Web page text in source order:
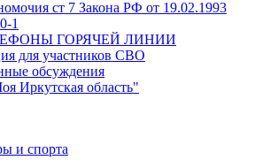
ст 7 Закона РФ от 19.02.1993
1
ГОРЯЧЕЙ ЛИНИИ
для участников СВО
обсуждения
Иркутская область"
и спорта